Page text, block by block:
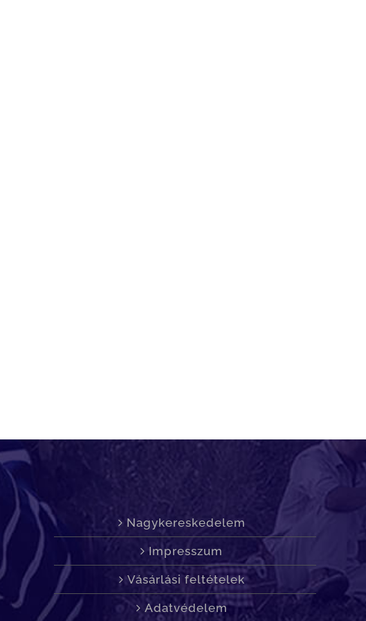
Nagykereskedelem
Impresszum
Vásárlási feltételek
Adatvédelem